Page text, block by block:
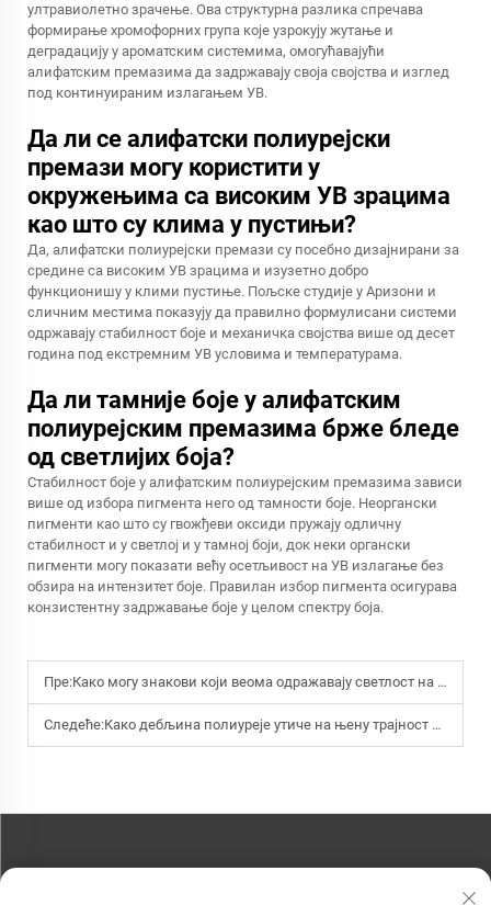
ултравиолетно зрачење. Ова структурна разлика спречава
формирање хромофорних група које узрокују жутање и
деградацију у ароматским системима, омогућавајући
алифатским премазима да задржавају своја својства и изглед
под континуираним излагањем УВ.
Да ли се алифатски полиурејски
премази могу користити у
окружењима са високим УВ зрацима
као што су клима у пустињи?
Да, алифатски полиурејски премази су посебно дизајнирани за
средине са високим УВ зрацима и изузетно добро
функционишу у клими пустиње. Пољске студије у Аризони и
сличним местима показују да правилно формулисани системи
одржавају стабилност боје и механичка својства више од десет
година под екстремним УВ условима и температурама.
Да ли тамније боје у алифатским
полиурејским премазима брже бледе
од светлијих боја?
Стабилност боје у алифатским полиурејским премазима зависи
више од избора пигмента него од тамности боје. Неоргански
пигменти као што су гвожђеви оксиди пружају одличну
стабилност и у светлој и у тамној боји, док неки органски
пигменти могу показати већу осетљивост на УВ излагање без
обзира на интензитет боје. Правилан избор пигмента осигурава
конзистентну задржавање боје у целом спектру боја.
Пре:Како могу знакови који веома одражавају светлост на путу значајно побољшати безбедност вожње ноћу?
Следеће:Како дебљина полиуреје утиче на њену трајност и заштитне особине?